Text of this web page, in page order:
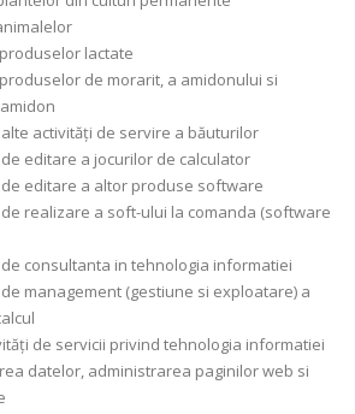
lactate
de morarit, a amidonului si
alte activități de servire a băuturilor
de editare a jocurilor de calculator
de editare a altor produse software
de realizare a soft-ului la comanda (software
de consultanta in tehnologia informatiei
de management (gestiune si exploatare) a
de servicii privind tehnologia informatiei
datelor, administrarea paginilor web si